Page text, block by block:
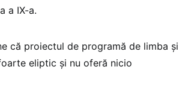
a IX-a.
că proiectul de programă de limba și
eliptic și nu oferă nicio